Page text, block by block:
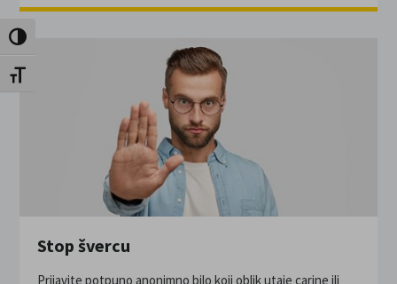
Uključi / isključi visoki kontrast
Uključi / isključi veličinu fonta
Stop švercu
Prijavite potpuno anonimno bilo koji oblik utaje carine ili